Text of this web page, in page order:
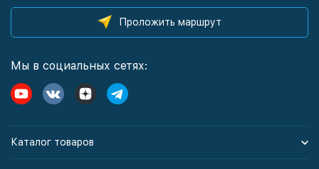
Проложить маршрут
Мы в социальных сетях:
Каталог товаров